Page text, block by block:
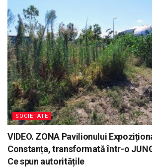
SOCIETATE
VIDEO. ZONA Pavilionului
Constanța, transformată într-o
Ce spun autoritățile